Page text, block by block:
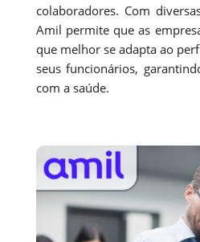
colaboradores. Com
Amil permite que as
que melhor se adapta ao
seus funcionários,
com a saúde.